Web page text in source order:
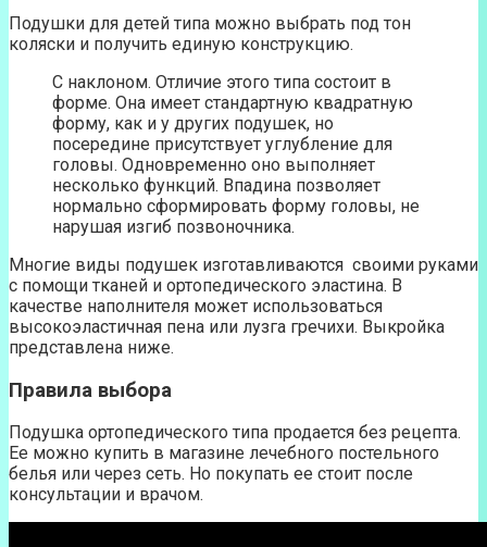
Подушки для детей типа можно выбрать под тон
коляски и получить единую конструкцию.
С наклоном. Отличие этого типа состоит в
форме. Она имеет стандартную квадратную
форму, как и у других подушек, но
посередине присутствует углубление для
головы. Одновременно оно выполняет
несколько функций. Впадина позволяет
нормально сформировать форму головы, не
нарушая изгиб позвоночника.
Многие виды подушек изготавливаются своими руками
с помощи тканей и ортопедического эластина. В
качестве наполнителя может использоваться
высокоэластичная пена или лузга гречихи. Выкройка
представлена ниже.
Правила выбора
Подушка ортопедического типа продается без рецепта.
Ее можно купить в магазине лечебного постельного
белья или через сеть. Но покупать ее стоит после
консультации и врачом.